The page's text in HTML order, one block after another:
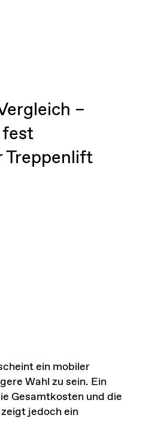
–
fest
Treppenlift
ein mobiler
Wahl zu sein. Ein
Gesamtkosten und die
jedoch ein